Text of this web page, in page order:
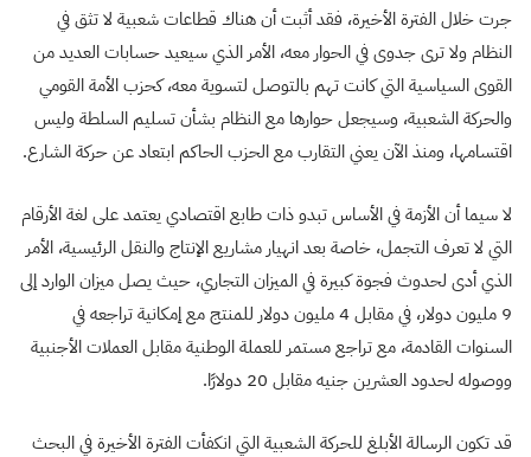
جرت خلال الفترة الأخيرة، فقد أثبت أن هناك قطاعات شعبية لا تثق في
النظام ولا ترى جدوى في الحوار معه، الأمر الذي سيعيد حسابات العديد من
القوى السياسية التي كانت تهم بالتوصل لتسوية معه، كحزب الأمة القومي
والحركة الشعبية، وسيجعل حوارها مع النظام بشأن تسليم السلطة وليس
اقتسامها، ومنذ الآن يعني التقارب مع الحزب الحاكم ابتعاد عن حركة الشارع.
لا سيما أن الأزمة في الأساس تبدو ذات طابع اقتصادي يعتمد على لغة الأرقام
التي لا تعرف التجمل، خاصة بعد انهيار مشاريع الإنتاج والنقل الرئيسية، الأمر
الذي أدى لحدوث فجوة كبيرة في الميزان التجاري، حيث يصل ميزان الوارد إلى
9 مليون دولار، في مقابل 4 مليون دولار للمنتج مع إمكانية تراجعه في
السنوات القادمة، مع تراجع مستمر للعملة الوطنية مقابل العملات الأجنبية
ووصوله لحدود العشرين جنيه مقابل 20 دولارًا
.
قد تكون الرسالة الأبلغ للحركة الشعبية التي انكفأت الفترة الأخيرة في البحث